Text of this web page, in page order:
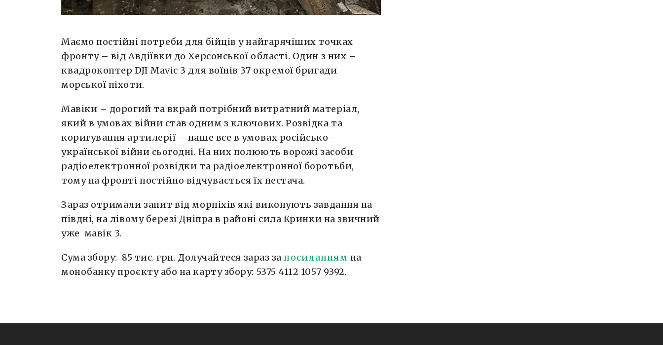
Маємо постійні потреби для бійців у найгарячіших точках
фронту – від Авдіївки до Херсонської області. Один з них –
квадрокоптер DJI Mavic 3 для воїнів 37 окремої бригади
морської піхоти.
Мавіки – дорогий та вкрай потрібний витратний матеріал,
який в умовах війни став одним з ключових. Розвідка та
коригування артилерії – наше все в умовах російсько-
української війни сьогодні. На них полюють ворожі засоби
радіоелектронної розвідки та радіоелектронної боротьби,
тому на фронті постійно відчувається їх нестача.
Зараз отримали запит від морпіхів які виконують завдання на
півдні, на лівому березі Дніпра в районі сила Кринки на звичний
уже мавік 3.
Сума збору: 85 тис. грн. Долучайтеся зараз запосиланням на
монобанку проєкту або на карту збору: 5375 4112 1057 9392.